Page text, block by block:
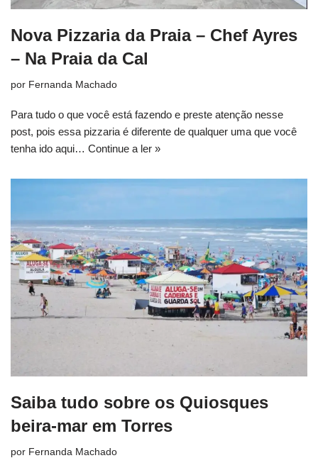
Nova Pizzaria da Praia – Chef Ayres
– Na Praia da Cal
por Fernanda Machado
Para tudo o que você está fazendo e preste atenção nesse
post, pois essa pizzaria é diferente de qualquer uma que você
tenha ido aqui… Continue a ler »
Saiba tudo sobre os Quiosques
beira-mar em Torres
por Fernanda Machado